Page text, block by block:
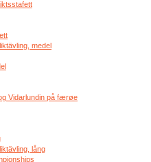
medel
Vidarlundin på færøe
lång